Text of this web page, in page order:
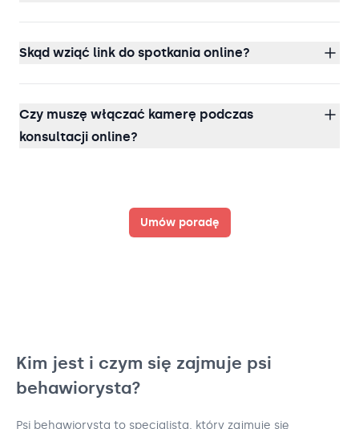
Skąd wziąć link do spotkania online?
Czy muszę włączać kamerę podczas
konsultacji online?
Umów poradę
Kim jest i czym się zajmuje psi
behawiorysta?
Psi behawiorysta to specjalista, który zajmuje się